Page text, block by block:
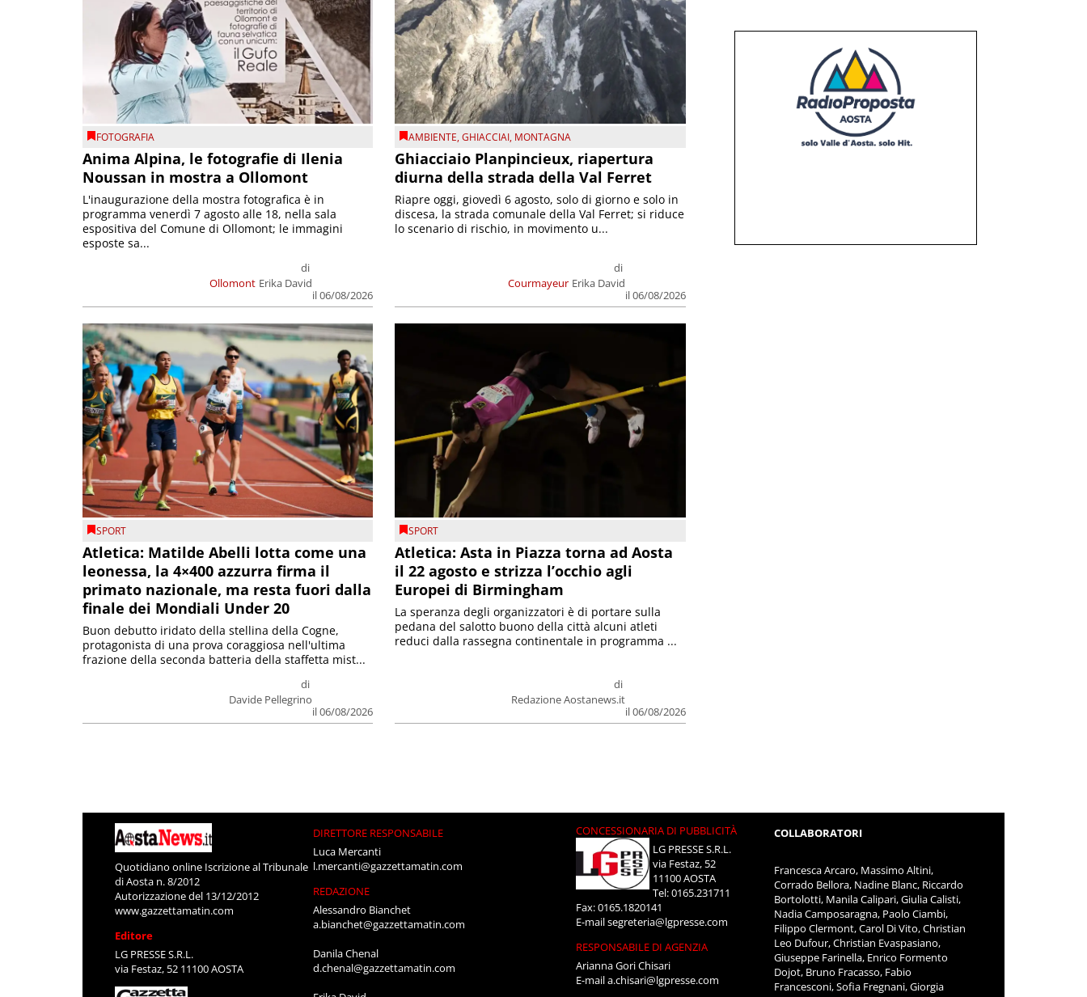
FOTOGRAFIA
Anima Alpina, le fotografie di Ilenia
Noussan in mostra a Ollomont
Ollomont
di
Erika David
il 06/08/2026
L'inaugurazione della mostra fotografica è in
programma venerdì 7 agosto alle 18, nella sala
espositiva del Comune di Ollomont; le immagini
esposte sa...
AMBIENTE,GHIACCIAI, MONTAGNA
Ghiacciaio Planpincieux, riapertura
diurna della strada della Val Ferret
Courmayeur
di
Erika David
il 06/08/2026
Riapre oggi, giovedì 6 agosto, solo di giorno e solo in
discesa, la strada comunale della Val Ferret; si riduce
lo scenario di rischio, in movimento u...
SPORT
Atletica: Matilde Abelli lotta come una
leonessa, la 4×400 azzurra firma il
primato nazionale, ma resta fuori dalla
finale dei Mondiali Under 20
di
Davide Pellegrino
il 06/08/2026
Buon debutto iridato della stellina della Cogne,
protagonista di una prova coraggiosa nell'ultima
frazione della seconda batteria della staffetta mist...
SPORT
Atletica: Asta in Piazza torna ad Aosta
il 22 agosto e strizza l’occhio agli
Europei di Birmingham
di
Redazione Aostanews.it
il 06/08/2026
La speranza degli organizzatori è di portare sulla
pedana del salotto buono della città alcuni atleti
reduci dalla rassegna continentale in programma ...
Quotidiano online Iscrizione al Tribunale
di Aosta n. 8/2012
Autorizzazione del 13/12/2012
www.gazzettamatin.com
Editore
LG PRESSE S.R.L.
via Festaz, 52 11100 AOSTA
DIRETTORE RESPONSABILE
Luca Mercanti
l.mercanti@gazzettamatin.com
REDAZIONE
Alessandro Bianchet
a.bianchet@gazzettamatin.com
Danila Chenal
d.chenal@gazzettamatin.com
CONCESSIONARIA DI PUBBLICITÀ
LG PRESSE S.R.L.
via Festaz, 52
11100 AOSTA
Tel: 0165.231711
Fax: 0165.1820141
E-mailsegreteria@lgpresse.com
RESPONSABILE DI AGENZIA
Arianna Gori Chisari
E-maila.chisari@lgpresse.com
COLLABORATORI
Francesca Arcaro, Massimo Altini,
Corrado Bellora, Nadine Blanc, Riccardo
Bortolotti, Manila Calipari, Giulia Calisti,
Nadia Camposaragna, Paolo Ciambi,
Filippo Clermont, Carol Di Vito, Christian
Leo Dufour, Christian Evaspasiano,
Giuseppe Farinella, Enrico Formento
Dojot, Bruno Fracasso, Fabio
Francesconi, Sofia Fregnani, Giorgia